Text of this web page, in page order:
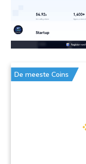
De meeste Coins